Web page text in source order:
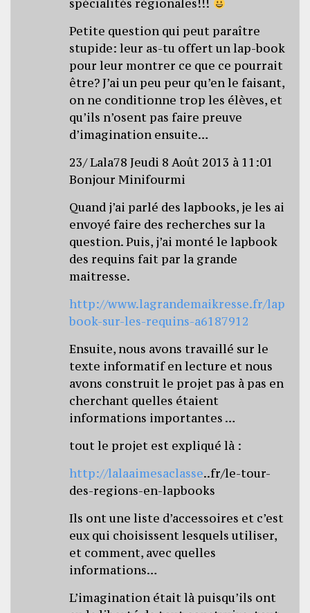
spécialités régionales!!!
Petite question qui peut paraître
stupide: leur as-tu offert un lap-book
pour leur montrer ce que ce pourrait
être? J’ai un peu peur qu’en le faisant,
on ne conditionne trop les élèves, et
qu’ils n’osent pas faire preuve
d’imagination ensuite…
23/ Lala78 Jeudi 8 Août 2013 à 11:01
Bonjour Minifourmi
Quand j’ai parlé des lapbooks, je les ai
envoyé faire des recherches sur la
question. Puis, j’ai monté le lapbook
des requins fait par la grande
maitresse.
http://www.lagrandemaikresse.fr/lap
book-sur-les-requins-a6187912
Ensuite, nous avons travaillé sur le
texte informatif en lecture et nous
avons construit le projet pas à pas en
cherchant quelles étaient
informations importantes …
tout le projet est expliqué là :
http://lalaaimesaclasse..fr/le-tour-
des-regions-en-lapbooks
Ils ont une liste d’accessoires et c’est
eux qui choisissent lesquels utiliser,
et comment, avec quelles
informations…
L’imagination était là puisqu’ils ont